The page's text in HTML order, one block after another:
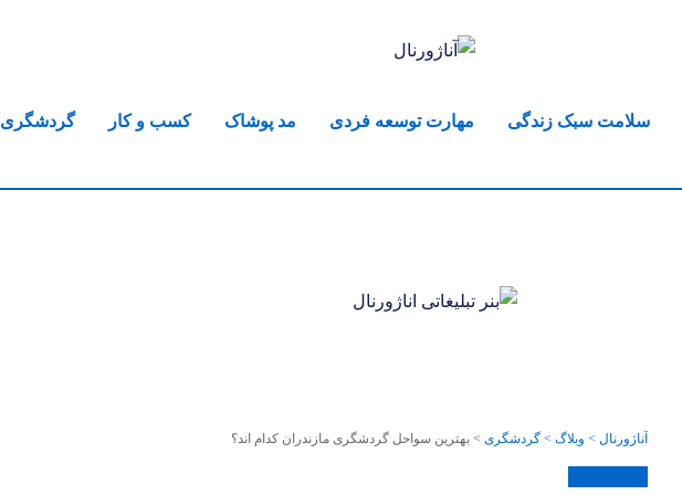
سلامت سبک زندگی مهارت توسعه فردی مد پوشاک کسب و کار گردشگری
آناژورنال> وبلاگ> گردشگری> بهترین سواحل گردشگری مازندران کدام اند؟